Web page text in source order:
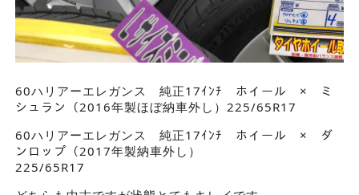
60ハリアーエレガンス 純正17ｲﾝﾁ ホイール × ミ
シュラン（2016年製ほぼ納車外し）225/65R17
60ハリアーエレガンス 純正17ｲﾝﾁ ホイール × ダ
ンロップ（2017年製納車外し）
225/65R17